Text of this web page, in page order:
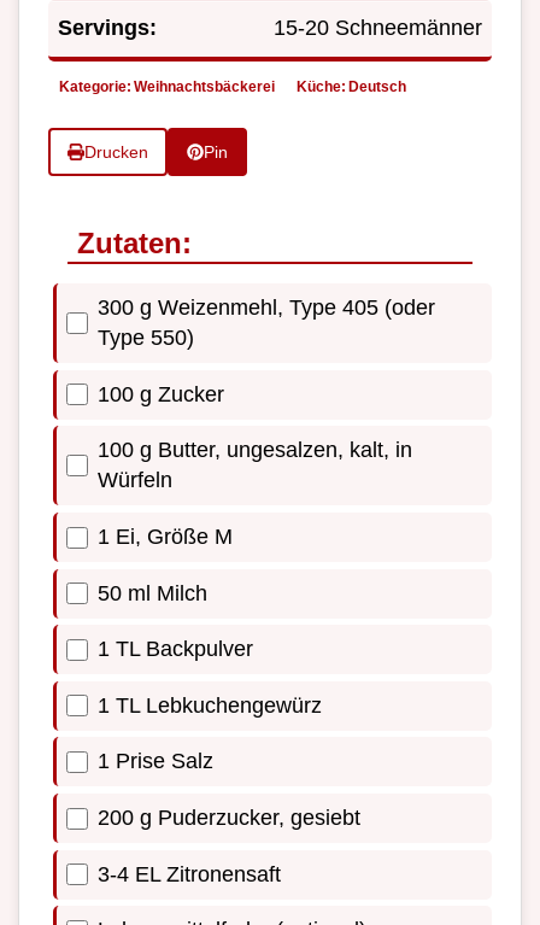
Servings: 15-20 Schneemänner
Kategorie: Weihnachtsbäckerei Küche: Deutsch
Drucken Pin
Zutaten:
300 g Weizenmehl, Type 405 (oder
Type 550)
100 g Zucker
100 g Butter, ungesalzen, kalt, in
Würfeln
1 Ei, Größe M
50 ml Milch
1 TL Backpulver
1 TL Lebkuchengewürz
1 Prise Salz
200 g Puderzucker, gesiebt
3-4 EL Zitronensaft